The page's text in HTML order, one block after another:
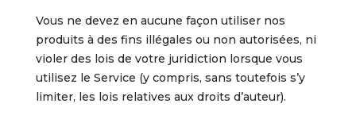
Vous ne devez en aucune façon utiliser nos
produits à des fins illégales ou non autorisées, ni
violer des lois de votre juridiction lorsque vous
utilisez le Service (y compris, sans toutefois s’y
limiter, les lois relatives aux droits d’auteur).